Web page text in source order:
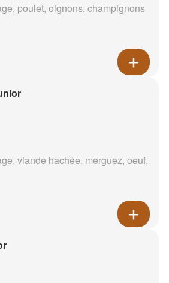
poulet, oignons, champignons
viande hachée, merguez, oeuf,